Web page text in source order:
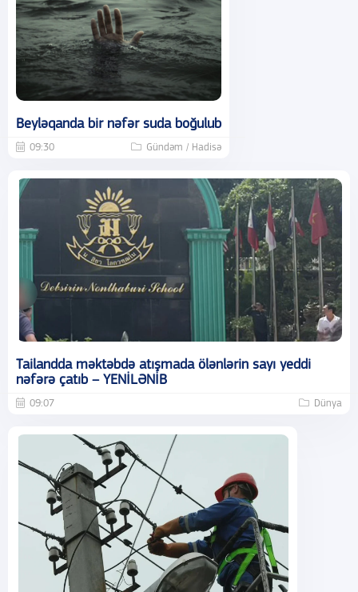
Beyləqanda bir nəfər suda boğulub
09:30 Gündəm / Hadisə
Tailandda məktəbdə atışmada ölənlərin sayı yeddi
nəfərə çatıb – YENİLƏNİB
09:07 Dünya